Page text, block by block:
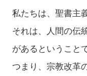
私たちは、聖書主
それは、人間の伝
があるということ
つまり、宗教改革